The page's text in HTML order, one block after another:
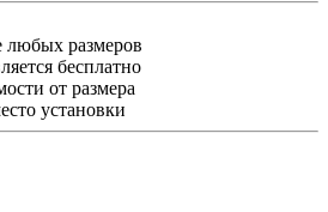
любых размеров
бесплатно
от размера
установки